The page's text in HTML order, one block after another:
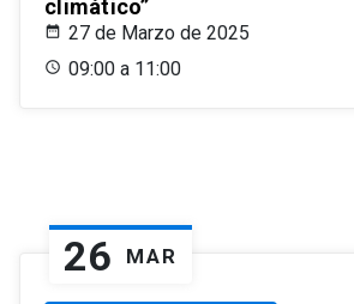
climático”
27 de Marzo de 2025
09:00 a 11:00
26 MAR